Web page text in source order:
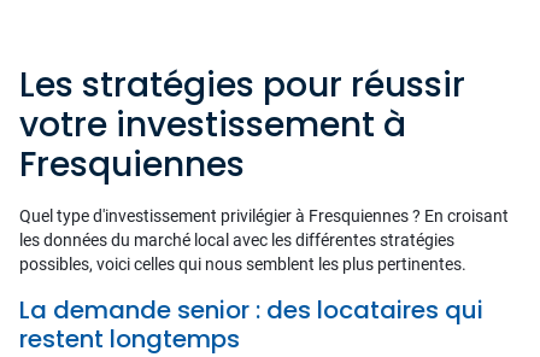
Les stratégies pour réussir
votre investissement à
Fresquiennes
Quel type d'investissement privilégier à Fresquiennes ? En croisant
les données du marché local avec les différentes stratégies
possibles, voici celles qui nous semblent les plus pertinentes.
La demande senior : des locataires qui
restent longtemps